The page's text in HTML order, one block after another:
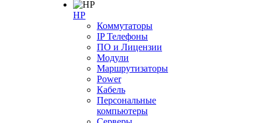
HP
Коммутаторы
IP Телефоны
ПО и Лицензии
Модули
Маршрутизаторы
Power
Кабель
Персональные
компьютеры